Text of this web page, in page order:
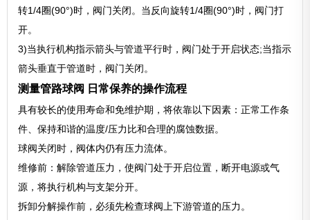
转1/4圈(90°)时，阀门关闭。当反向旋转1/4圈(90°)时，阀门打
开。
3)当执行机构指示箭头与管道平行时，阀门处于开启状态;当指示
箭头垂直于管道时，阀门关闭。
测量管路球阀 日常保养的操作流程
具有较长的使用寿命和免维护期，将依靠以下因素：正常工作条
件、保持和谐的温度/压力比和合理的腐蚀数据。
球阀关闭时，阀体内仍有压力流体。
维修前：解除管道压力，使阀门处于开启位置，断开电源或气
源，将执行机构与支架分开。
拆卸分解操作前，必须先检查球阀上下游管道的压力。